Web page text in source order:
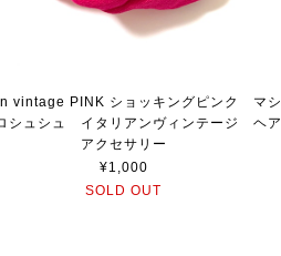
vintage PINK ショッキングピンク マシ
シュシュ イタリアンヴィンテージ ヘア
アクセサリー
¥1,000
SOLD OUT